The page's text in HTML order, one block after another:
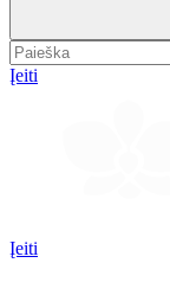
Įeiti
Įeiti